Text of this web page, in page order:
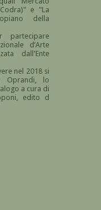
e "La
della
d’Arte
dall'Ente
nel 2018 si
Oprandi, lo
a cura di
edito d